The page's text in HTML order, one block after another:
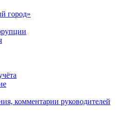
город»
комментарии руководителей